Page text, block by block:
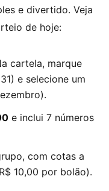
e divertido. Veja
de hoje:
cartela, marque
e selecione um
e inclui 7 números
com cotas a
10,00 por bolão).